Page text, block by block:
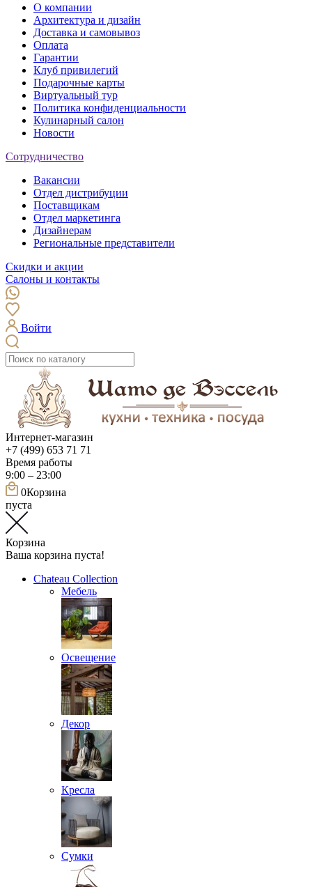
О компании
Архитектура и дизайн
Доставка и самовывоз
Оплата
Гарантии
Клуб привилегий
Подарочные карты
Виртуальный тур
Политика конфиденциальности
Кулинарный салон
Новости
Сотрудничество
Вакансии
Отдел дистрибуции
Поставщикам
Отдел маркетинга
Дизайнерам
Региональные представители
Скидки и акции
Салоны и контакты
Войти
Интернет-магазин
+7 (499) 653 71 71
Время работы
9:00 – 23:00
0Корзина
пуста
Корзина
Ваша корзина пуста!
Chateau Collection
Мебель
Освещение
Декор
Кресла
Сумки